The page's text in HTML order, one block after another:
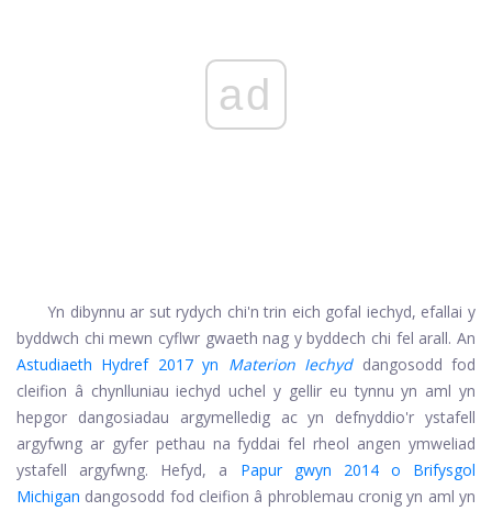
ad
Yn dibynnu ar sut rydych chi'n trin eich gofal iechyd, efallai y
byddwch chi mewn cyflwr gwaeth nag y byddech chi fel arall. An
Astudiaeth Hydref 2017 yn Materion Iechyd dangosodd fod
cleifion â chynlluniau iechyd uchel y gellir eu tynnu yn aml yn
hepgor dangosiadau argymelledig ac yn defnyddio'r ystafell
argyfwng ar gyfer pethau na fyddai fel rheol angen ymweliad
ystafell argyfwng. Hefyd, a
Papur gwyn 2014 o Brifysgol
Michigan dangosodd fod cleifion â phroblemau cronig yn aml yn